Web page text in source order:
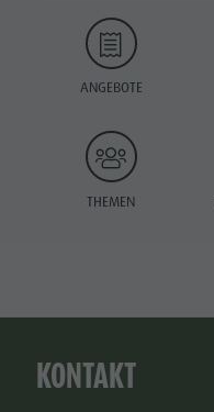
ANGEBOTE
THEMEN
KONTAKT